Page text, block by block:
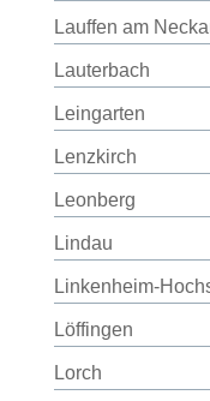
Lauffen am
Lauterbach
Leingarten
Lenzkirch
Leonberg
Lindau
Linkenheim-
Löffingen
Lorch